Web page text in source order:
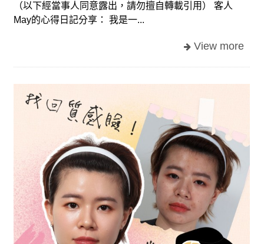
（以下經當事人同意露出，請勿擅自轉載引用） 客人
May的心得日記分享： 我是一...